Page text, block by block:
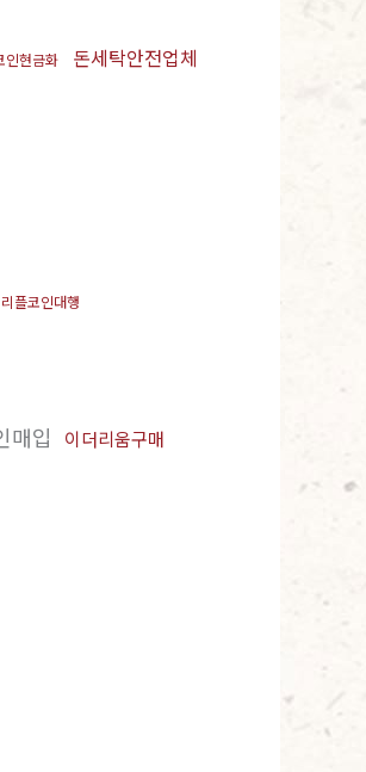
인현금화 돈세탁안전업체
리플코인대행
매입 이더리움구매